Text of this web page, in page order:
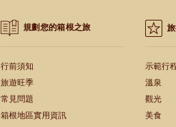
規劃您的箱根之旅
行前須知
旅遊旺季
常見問題
箱根地區實用資訊
示範行
溫泉
觀光
美食